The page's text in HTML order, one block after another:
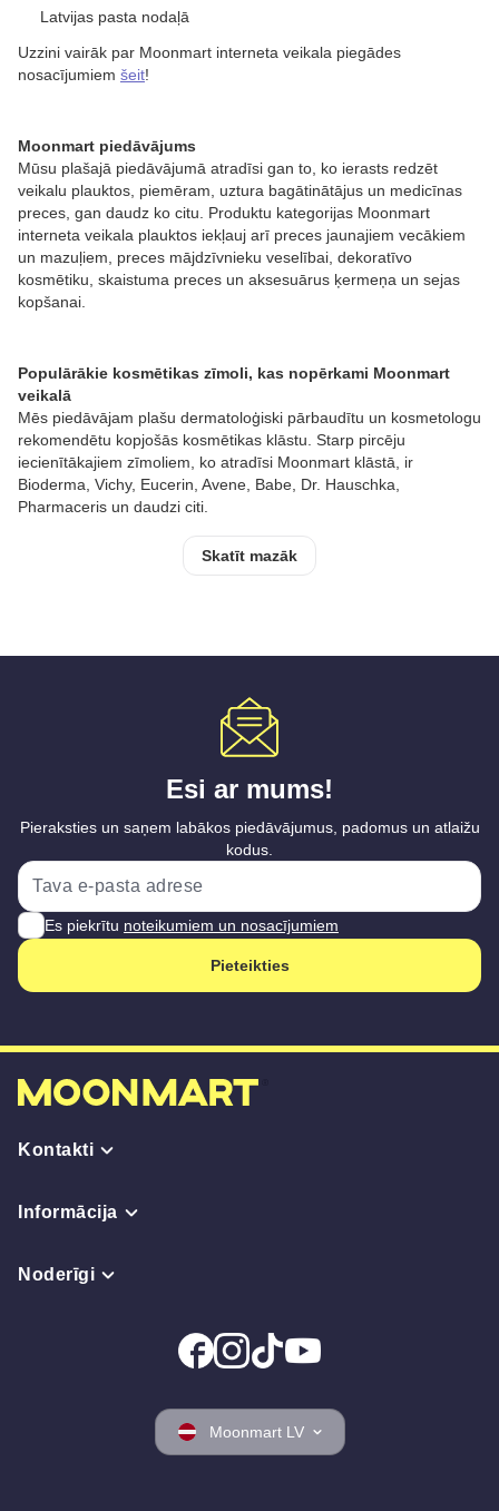
Latvijas pasta nodaļā
Uzzini vairāk par Moonmart interneta veikala piegādes
nosacījumiem šeit!
Moonmart piedāvājums
Mūsu plašajā piedāvājumā atradīsi gan to, ko ierasts redzēt
veikalu plauktos, piemēram, uztura bagātinātājus un medicīnas
preces, gan daudz ko citu. Produktu kategorijas Moonmart
interneta veikala plauktos iekļauj arī preces jaunajiem vecākiem
un mazuļiem, preces mājdzīvnieku veselībai, dekoratīvo
kosmētiku, skaistuma preces un aksesuārus ķermeņa un sejas
kopšanai.
Populārākie kosmētikas zīmoli, kas nopērkami Moonmart
veikalā
Mēs piedāvājam plašu dermatoloģiski pārbaudītu un kosmetologu
rekomendētu kopjošās kosmētikas klāstu. Starp pircēju
iecienītākajiem zīmoliem, ko atradīsi Moonmart klāstā, ir
Bioderma, Vichy, Eucerin, Avene, Babe, Dr. Hauschka,
Pharmaceris un daudzi citi.
Skatīt mazāk
Esi ar mums!
Pieraksties un saņem labākos piedāvājumus, padomus un atlaižu
kodus.
Es piekrītu noteikumiem un nosacījumiem
Pieteikties
Kontakti
Informācija
Noderīgi
Moonmart LV